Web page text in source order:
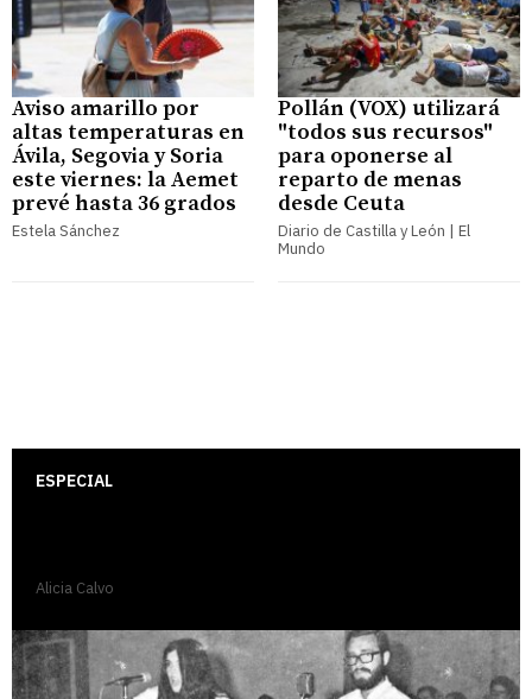
Aviso amarillo por
altas temperaturas en
Ávila, Segovia y Soria
este viernes: la Aemet
prevé hasta 36 grados
Estela Sánchez
Pollán (VOX) utilizará
"todos sus recursos"
para oponerse al
reparto de menas
desde Ceuta
Diario de Castilla y León | El
Mundo
ESPECIAL
Alicia Calvo